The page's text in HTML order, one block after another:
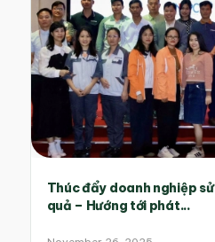
Thúc đẩy doanh nghiệp
quả – Hướng tới phát...